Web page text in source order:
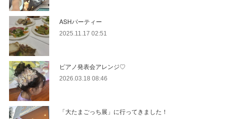
ASHパーティー
2025.11.17 02:51
ピアノ発表会アレンジ♡
2026.03.18 08:46
「大たまごっち展」に行ってきました！